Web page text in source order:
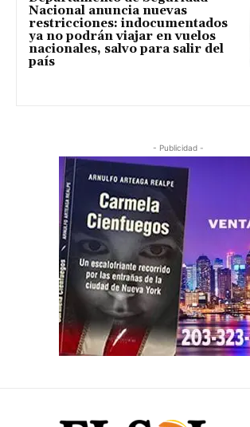
Nacional anuncia nuevas
restricciones: indocumentados
ya no podrán viajar en vuelos
nacionales, salvo para salir del
país
- Publicidad -